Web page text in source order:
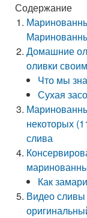
Содержание
Домашние
оливки
Что мы
Сухая
некоторых
слива
Как
Видео сливы